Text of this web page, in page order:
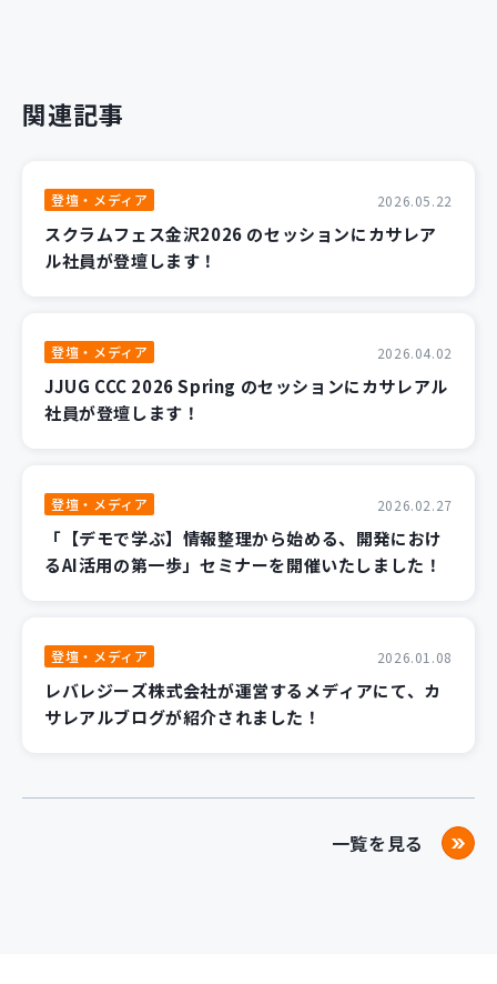
関連記事
登壇・メディア 2026.05.22
スクラムフェス金沢2026 のセッションにカサレア
ル社員が登壇します！
登壇・メディア 2026.04.02
JJUG CCC 2026 Spring のセッションにカサレアル
社員が登壇します！
登壇・メディア 2026.02.27
「【デモで学ぶ】情報整理から始める、開発におけ
るAI活用の第一歩」セミナーを開催いたしました！
登壇・メディア 2026.01.08
レバレジーズ株式会社が運営するメディアにて、カ
サレアルブログが紹介されました！
一覧を見る